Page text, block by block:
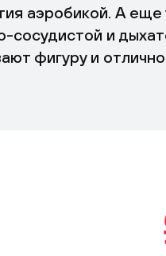
аэробикой. А
сосудистой и
фигуру и